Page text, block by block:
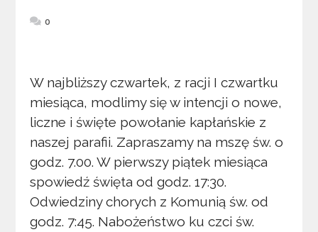
0
W najbliższy czwartek, z racji I czwartku
miesiąca, modlimy się w intencji o nowe,
liczne i święte powołanie kapłańskie z
naszej parafii. Zapraszamy na mszę św. o
godz. 7.00. W pierwszy piątek miesiąca
spowiedź święta od godz. 17:30.
Odwiedziny chorych z Komunią św. od
godz. 7:45. Nabożeństwo ku czci św.